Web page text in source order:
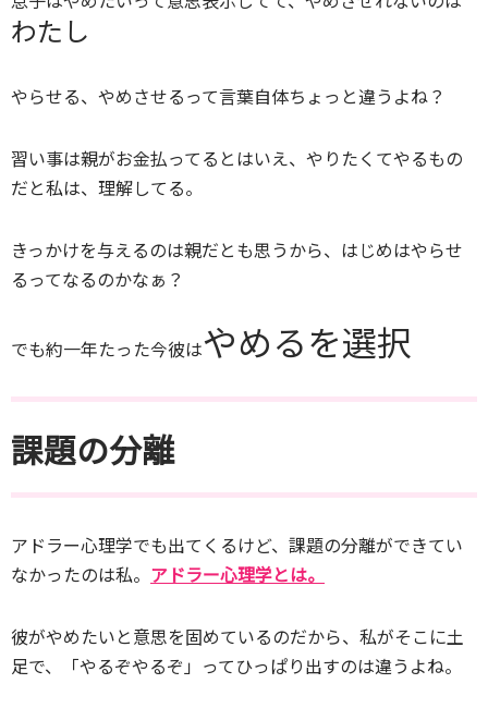
わたし
やらせる、やめさせるって言葉自体ちょっと違うよね？
習い事は親がお金払ってるとはいえ、やりたくてやるもの
だと私は、理解してる。
きっかけを与えるのは親だとも思うから、はじめはやらせ
るってなるのかなぁ？
でも約一年たった今彼はやめるを選択
課題の分離
アドラー心理学でも出てくるけど、課題の分離ができてい
なかったのは私。 アドラー心理学とは。
彼がやめたいと意思を固めているのだから、私がそこに土
足で、「やるぞやるぞ」ってひっぱり出すのは違うよね。